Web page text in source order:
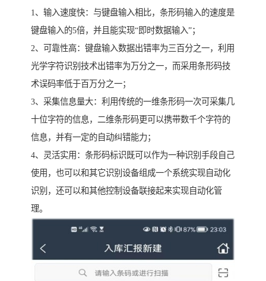
1、输入速度快：与键盘输入相比，条形码输入的速度是
键盘输入的5倍，并且能实现“即时数据输入”；
2、可靠性高：键盘输入数据出错率为三百分之一，利用
光学字符识别技术出错率为万分之一，而采用条形码技
术误码率低于百万分之一；
3、采集信息量大：利用传统的一维条形码一次可采集几
十位字符的信息，二维条形码更可以携带数千个字符的
信息，并有一定的自动纠错能力；
4、灵活实用：条形码标识既可以作为一种识别手段自己
使用，也可以和其它识别设备组成一个系统实现自动化
识别，还可以和其他控制设备联接起来实现自动化管
理。